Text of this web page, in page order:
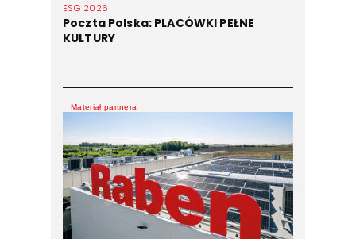
ESG 2026
Poczta Polska: PLACÓWKI PEŁNE
KULTURY
Materiał partnera